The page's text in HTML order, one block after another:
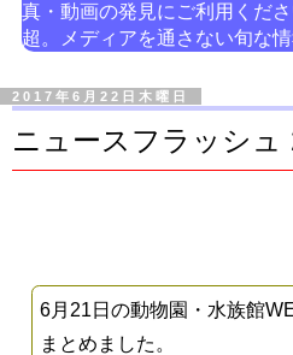
真・動画の発見にご利用くだ
超。メディアを通さない旬な情
2017年6月22日木曜日
ニュースフラッシュ
6月21日の動物園・水族館
まとめました。